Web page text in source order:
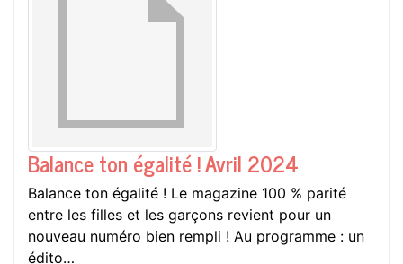
Balance ton égalité ! Avril 2024
Balance ton égalité ! Le magazine 100 % parité
entre les filles et les garçons revient pour un
nouveau numéro bien rempli ! Au programme : un
édito…